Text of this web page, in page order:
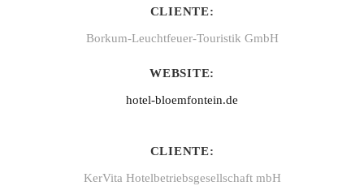
CLIENTE:
Borkum-Leuchtfeuer-Touristik GmbH
WEBSITE:
hotel-bloemfontein.de
CLIENTE:
KerVita Hotelbetriebsgesellschaft mbH